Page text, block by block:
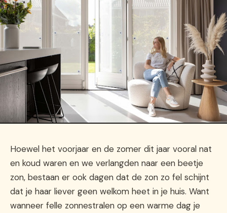
Hoewel het voorjaar en de zomer dit jaar vooral nat
en koud waren en we verlangden naar een beetje
zon, bestaan er ook dagen dat de zon zo fel schijnt
dat je haar liever geen welkom heet in je huis. Want
wanneer felle zonnestralen op een warme dag je